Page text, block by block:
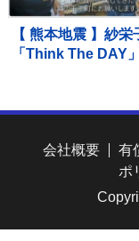
【 熊本地震 】紗栄
「Think The DAY
県から給水車も派遣
会社概要 有
ポ